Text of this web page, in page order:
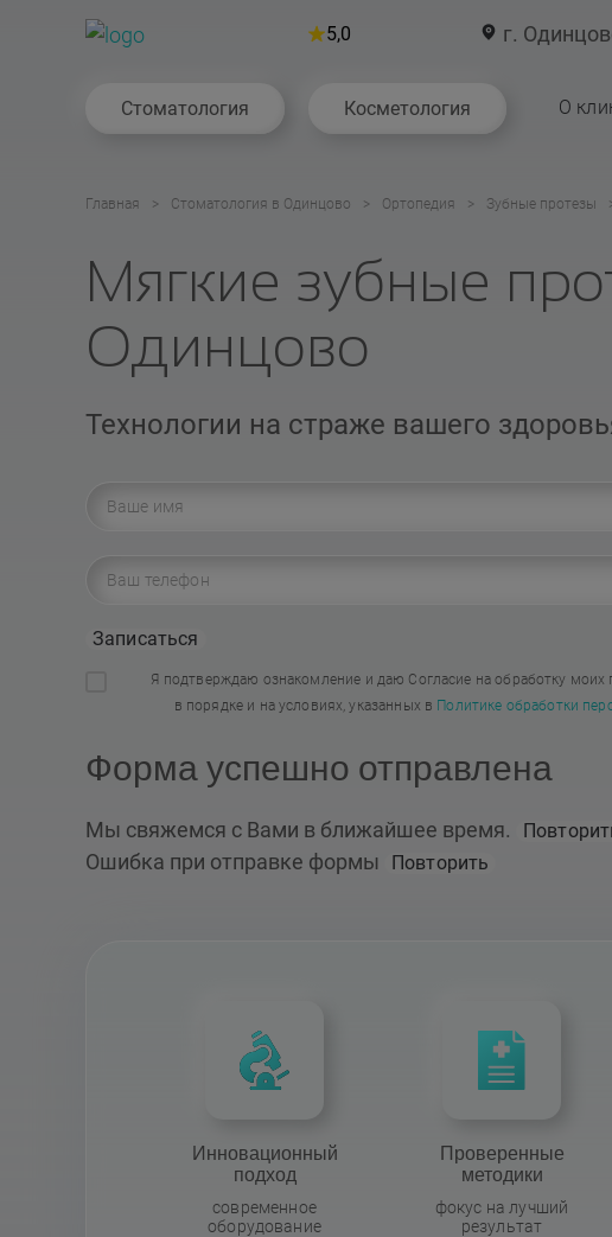
5,0 г.
Стоматология Косметология О
Главная Стоматология в Одинцово Ортопедия Зубные протезы
Мягкие зубные
Одинцово
Технологии на страже вашего
Записаться
Я подтверждаю ознакомление и даю Согласие на обработку моих
в порядке и на условиях, указанных в Политике обработки
Форма успешно отправлена
Мы свяжемся с Вами в ближайшее время.
Ошибка при отправке формы Повторить
Инновационный
подход
современное
оборудование
Проверенные
методики
фокус на лучший
результат